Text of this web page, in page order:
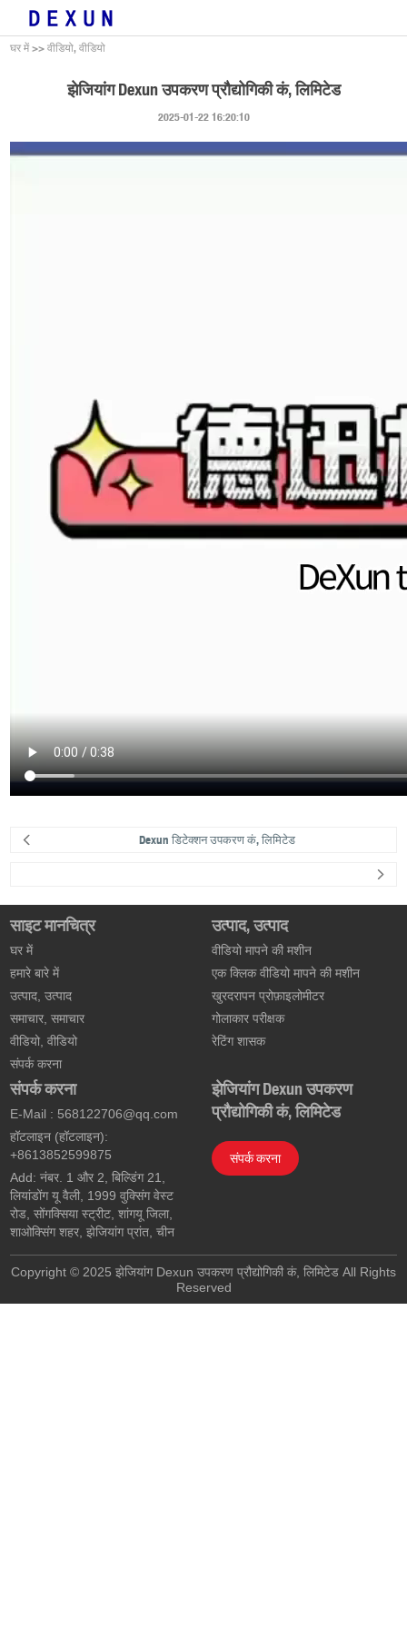
घर में >>वीडियो, वीडियो
झेजियांग Dexun उपकरण प्रौद्योगिकी कं, लिमिटेड
2025-01-22 16:20:10
Dexun डिटेक्शन उपकरण कं, लिमिटेड
साइट मानचित्र
घर में
हमारे बारे में
उत्पाद, उत्पाद
समाचार, समाचार
वीडियो, वीडियो
संपर्क करना
उत्पाद, उत्पाद
वीडियो मापने की मशीन
एक क्लिक वीडियो मापने की मशीन
खुरदरापन प्रोफ़ाइलोमीटर
गोलाकार परीक्षक
रेटिंग शासक
संपर्क करना
E-Mail : 568122706@qq.com
हॉटलाइन (हॉटलाइन):
+8613852599875
Add: नंबर. 1 और 2, बिल्डिंग 21,
लियांडोंग यू वैली, 1999 वुक्सिंग वेस्ट
रोड, सोंगक्सिया स्ट्रीट, शांगयू जिला,
शाओक्सिंग शहर, झेजियांग प्रांत, चीन
झेजियांग Dexun उपकरण
प्रौद्योगिकी कं, लिमिटेड
संपर्क करना
Copyright © 2025 झेजियांग Dexun उपकरण प्रौद्योगिकी कं, लिमिटेड All Rights
Reserved